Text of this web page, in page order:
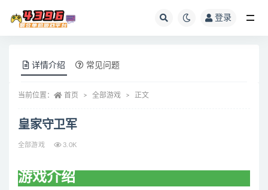
登录
详情介绍 常见问题
当前位置： 首页 全部游戏 正文
皇家守卫军
全部游戏 3.0K
游戏介绍